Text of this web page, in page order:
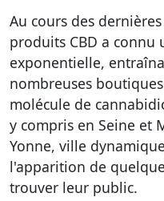
Au cours des
produits CBD a connu
exponentielle,
nombreuses
molécule de
y compris en Seine et
Yonne, ville
l'apparition de
trouver leur public.